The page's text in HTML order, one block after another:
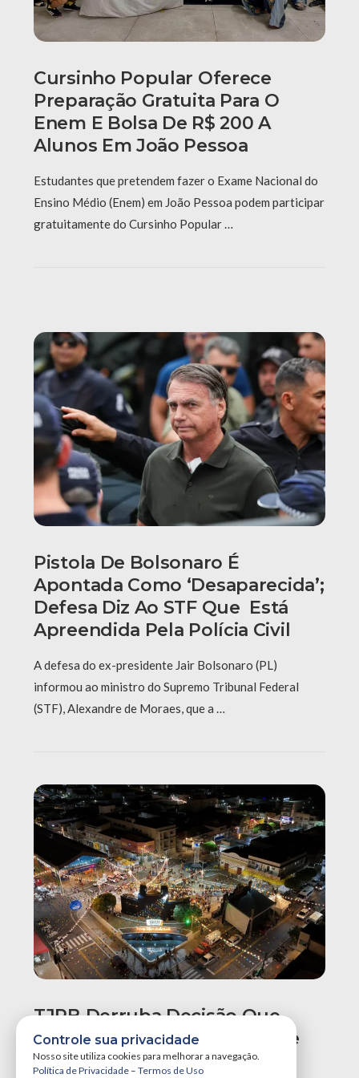
Cursinho Popular Oferece
Preparação Gratuita Para O
Enem E Bolsa De R$ 200 A
Alunos Em João Pessoa
Estudantes que pretendem fazer o Exame Nacional do
Ensino Médio (Enem) em João Pessoa podem participar
gratuitamente do Cursinho Popular …
Pistola De Bolsonaro É
Apontada Como ‘desaparecida’;
Defesa Diz Ao STF Que Está
Apreendida Pela Polícia Civil
A defesa do ex-presidente Jair Bolsonaro (PL)
informou ao ministro do Supremo Tribunal Federal
(STF), Alexandre de Moraes, que a …
TJPB Derruba Decisão Que
Determinava A Demolição De
Calçadão E Quiosques No
Controle sua privacidade
Nosso site utiliza cookies para melhorar a navegação.
Política de Privacidade – Termos de Uso